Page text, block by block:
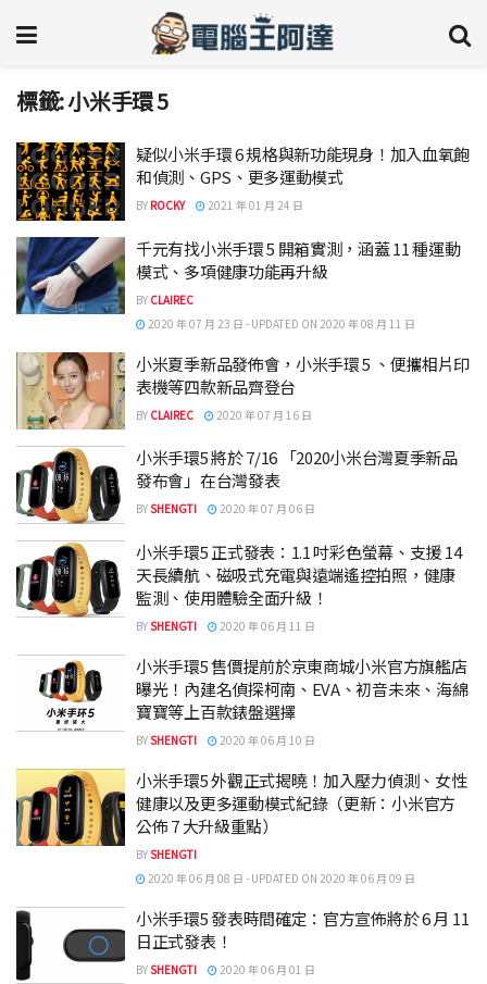
標籤:小米手環 5
疑似小米手環 6 規格與新功能現身！加入血氧飽
和偵測、GPS、更多運動模式
BY ROCKY 2021 年 01 月 24 日
千元有找小米手環 5 開箱實測，涵蓋 11 種運動
模式、多項健康功能再升級
BY CLAIREC
2020 年 07 月 23 日 - UPDATED ON 2020 年 08 月 11 日
小米夏季新品發佈會，小米手環 5 、便攜相片印
表機等四款新品齊登台
BY CLAIREC 2020 年 07 月 16 日
小米手環5 將於 7/16 「2020小米台灣夏季新品
發布會」在台灣發表
BYSHENGTI 2020 年 07 月 06 日
小米手環5 正式發表：1.1 吋彩色螢幕、支援 14
天長續航、磁吸式充電與遠端遙控拍照，健康
監測、使用體驗全面升級！
BYSHENGTI 2020 年 06 月 11 日
小米手環5 售價提前於京東商城小米官方旗艦店
曝光！內建名偵探柯南、EVA、初音未來、海綿
寶寶等上百款錶盤選擇
BYSHENGTI 2020 年 06 月 10 日
小米手環5 外觀正式揭曉！加入壓力偵測、女性
健康以及更多運動模式紀錄（更新：小米官方
公佈 7 大升級重點）
BYSHENGTI
2020 年 06 月 08 日 - UPDATED ON 2020 年 06 月 09 日
小米手環5 發表時間確定：官方宣佈將於 6 月 11
日正式發表！
BYSHENGTI 2020 年 06 月 01 日